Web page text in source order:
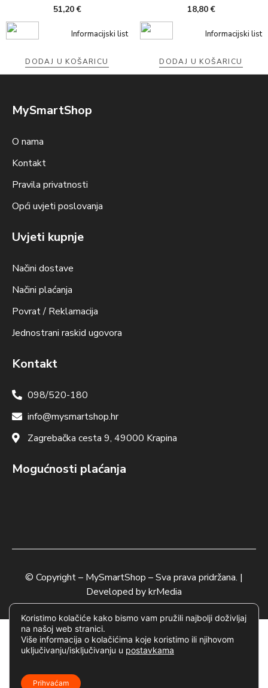
51,20€
Informacijski list
DODAJ U KOŠARICU
18,80€
Informacijski list
DODAJ U KOŠARICU
MySmartShop
O nama
Kontakt
Pravila privatnosti
Opći uvjeti poslovanja
Uvjeti kupnje
Načini dostave
Načini plaćanja
Povrat / Reklamacija
Jednostrani raskid ugovora
Kontakt
098/520-180
info@mysmartshop.hr
Zagrebačka cesta 9, 49000 Krapina
Mogućnosti plaćanja
© Copyright – MySmartShop – Sva prava pridržana. |
Developed bykrMedia
Koristimo kolačiće kako bismo vam pružili najbolji doživljaj
na našoj web stranici.
Više informacija o kolačićima koje koristimo ili njihovom
uključivanju/isključivanju u postavkama
Prihvaćam